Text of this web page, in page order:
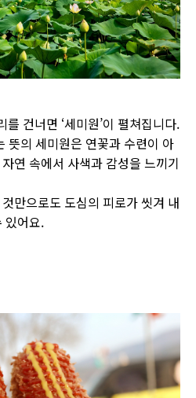
건너면 ‘세미원’이 펼쳐집니다.
뜻의 세미원은 연꽃과 수련이 아
연 속에서 사색과 감성을 느끼기
만으로도 도심의 피로가 씻겨 내
있어요.